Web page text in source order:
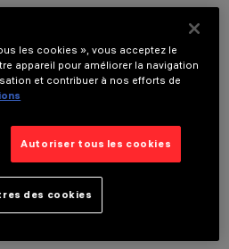
2026
les cookies », vous acceptez le
appareil pour améliorer la navigation
et contribuer à nos efforts de
Autoriser tous les cookies
des cookies